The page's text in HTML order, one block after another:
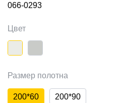
066-0293
Цвет
Размер полотна
200*60 200*90